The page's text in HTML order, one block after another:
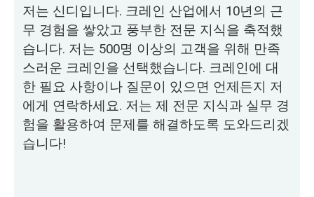
저는 신디입니다. 크레인 산업에서 10년의 근
무 경험을 쌓았고 풍부한 전문 지식을 축적했
습니다. 저는 500명 이상의 고객을 위해 만족
스러운 크레인을 선택했습니다. 크레인에 대
한 필요 사항이나 질문이 있으면 언제든지 저
에게 연락하세요. 저는 제 전문 지식과 실무 경
험을 활용하여 문제를 해결하도록 도와드리겠
습니다!